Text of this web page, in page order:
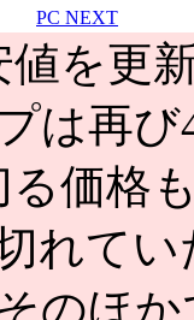
PC NEXT
を更
は再
価格
れて
のほ